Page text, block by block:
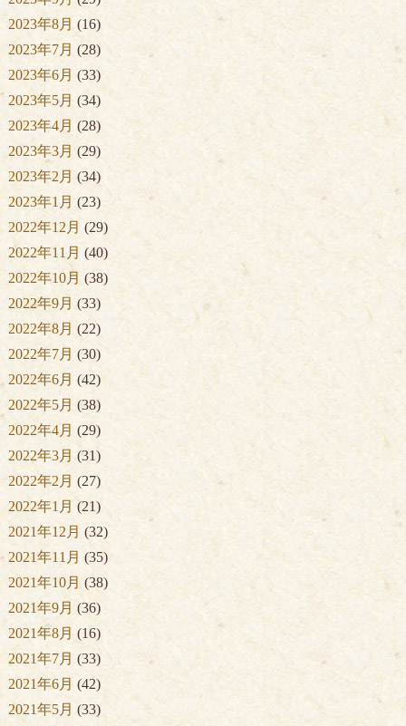
2023年8月 (16)
2023年7月 (28)
2023年6月 (33)
2023年5月 (34)
2023年4月 (28)
2023年3月 (29)
2023年2月 (34)
2023年1月 (23)
2022年12月 (29)
2022年11月 (40)
2022年10月 (38)
2022年9月 (33)
2022年8月 (22)
2022年7月 (30)
2022年6月 (42)
2022年5月 (38)
2022年4月 (29)
2022年3月 (31)
2022年2月 (27)
2022年1月 (21)
2021年12月 (32)
2021年11月 (35)
2021年10月 (38)
2021年9月 (36)
2021年8月 (16)
2021年7月 (33)
2021年6月 (42)
2021年5月 (33)